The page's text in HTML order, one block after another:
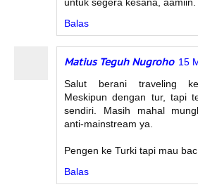
Balas
Matius Teguh Nugroho 15
Salut berani traveling
Meskipun dengan tur, tapi
sendiri. Masih mahal
anti-mainstream ya.
Pengen ke Turki tapi mau
Balas